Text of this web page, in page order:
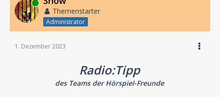
Online
Themenstarter
Administrator
1. Dezember 2023
Radio:Tipp
des Teams der Hörspiel-Freunde